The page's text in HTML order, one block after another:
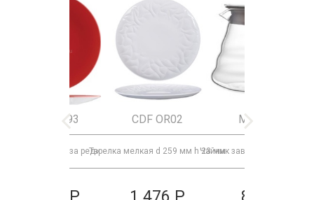
9023 C093
Тарелка «Фиренза ред»
CDF OR02
Тарелка мелкая d 259 мм h 23 мм
MK15165
Чайник заварочный с